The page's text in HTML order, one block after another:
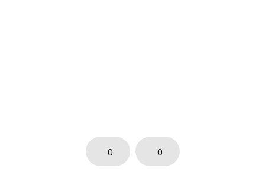
0 0